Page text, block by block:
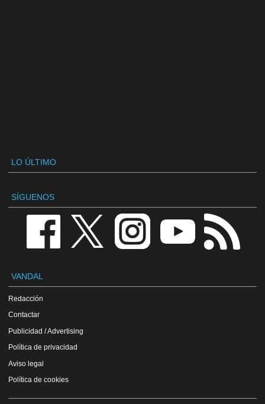
LO ÚLTIMO
SÍGUENOS
VANDAL
Redacción
Contactar
Publicidad / Advertising
Política de privacidad
Aviso legal
Política de cookies